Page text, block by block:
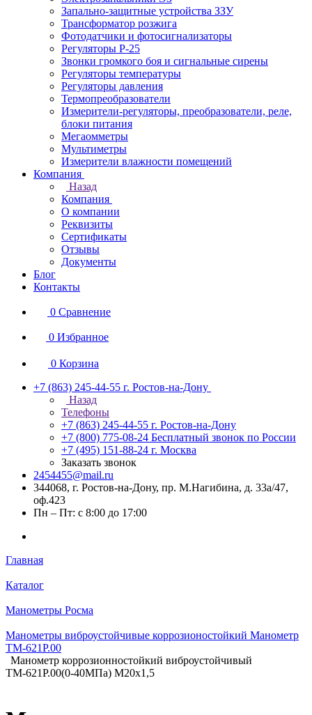
Запально-защитные устройства ЗЗУ
Трансформатор розжига
Фотодатчики и фотосигнализаторы
Регуляторы Р-25
Звонки громкого боя и сигнальные сирены
Регуляторы температуры
Регуляторы давления
Термопреобразователи
Измерители-регуляторы, преобразователи, реле,
блоки питания
Мегаомметры
Мультиметры
Измерители влажности помещений
Компания
Назад
Компания
О компании
Реквизиты
Сертификаты
Отзывы
Документы
Блог
Контакты
0 Сравнение
0 Избранное
0 Корзина
+7 (863) 245-44-55 г. Ростов-на-Дону
Назад
Телефоны
+7 (863) 245-44-55 г. Ростов-на-Дону
+7 (800) 775-08-24 Бесплатный звонок по России
+7 (495) 151-88-24 г. Москва
Заказать звонок
2454455@mail.ru
344068, г. Ростов-на-Дону, пр. М.Нагибина, д. 33а/47,
оф.423
Пн – Пт: с 8:00 до 17:00
Главная
Каталог
Манометры Росма
Манометры виброустойчивые коррозионостойкий Манометр
ТМ-621Р.00
Манометр коррозионностойкий виброустойчивый
ТМ-621Р.00(0-40МПа) М20х1,5